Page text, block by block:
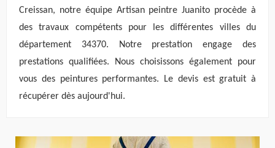
Creissan, notre équipe Artisan peintre Juanito procède à
des travaux compétents pour les différentes villes du
département 34370. Notre prestation engage des
prestations qualifiées. Nous choisissons également pour
vous des peintures performantes. Le devis est gratuit à
récupérer dès aujourd'hui.